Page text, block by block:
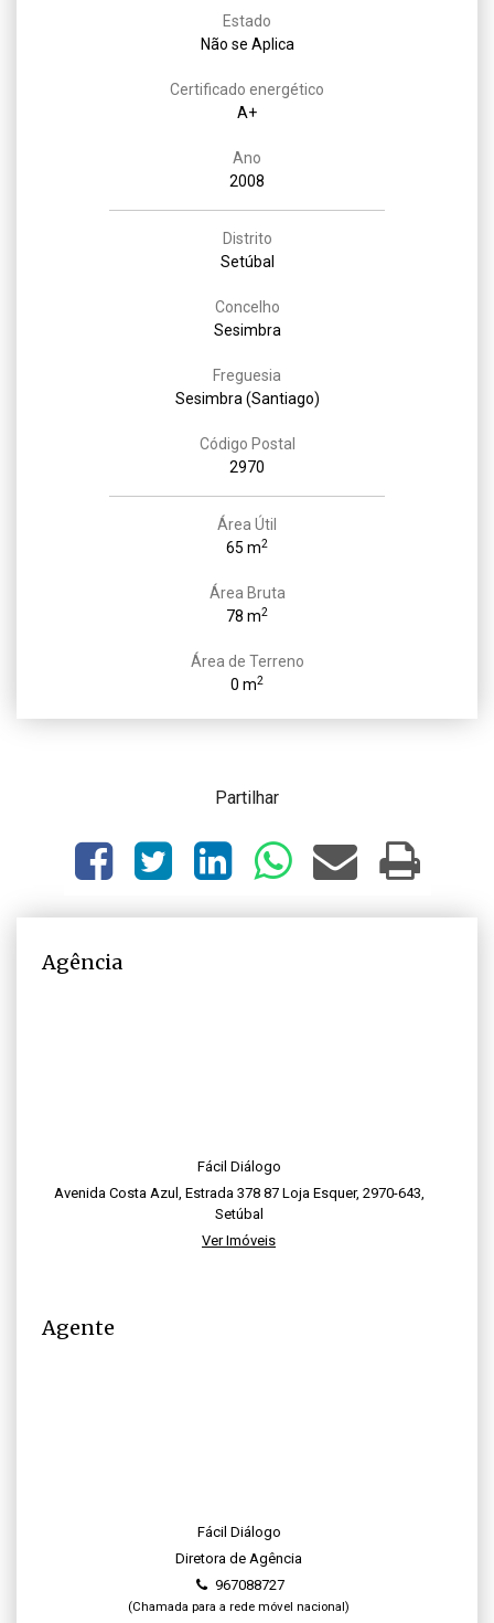
Estado
Não se Aplica
Certificado energético
A+
Ano
2008
Distrito
Setúbal
Concelho
Sesimbra
Freguesia
Sesimbra (Santiago)
Código Postal
2970
Área Útil
65 m2
Área Bruta
78 m2
Área de Terreno
0 m2
Partilhar
Agência
Fácil Diálogo
Avenida Costa Azul, Estrada 378 87 Loja Esquer, 2970-643,
Setúbal
Ver Imóveis
Agente
Fácil Diálogo
Diretora de Agência
967088727
(Chamada para a rede móvel nacional)